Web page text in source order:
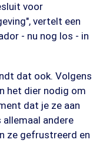
voor
vertelt een
- nu nog los - in
dat ook. Volgens
het dier nodig om
dat je ze aan
andere
ze gefrustreerd en